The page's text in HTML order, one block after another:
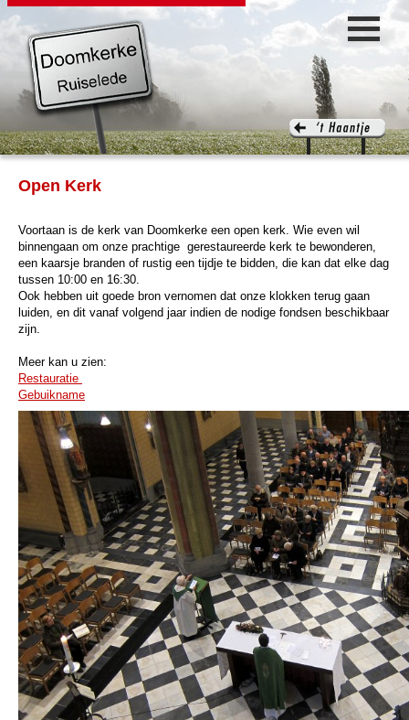
Open Kerk
Voortaan is de kerk van Doomkerke een open kerk. Wie even wil
binnengaan om onze prachtige gerestaureerde kerk te bewonderen,
een kaarsje branden of rustig een tijdje te bidden, die kan dat elke dag
tussen 10:00 en 16:30.
Ook hebben uit goede bron vernomen dat onze klokken terug gaan
luiden, en dit vanaf volgend jaar indien de nodige fondsen beschikbaar
zijn.
Meer kan u zien:
Restauratie
Gebuikname